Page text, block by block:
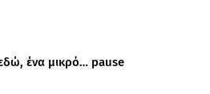
ένα μικρό… pause